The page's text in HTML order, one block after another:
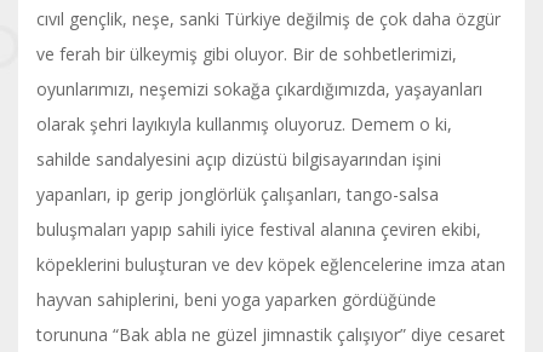
cıvıl gençlik, neşe, sanki Türkiye değilmiş de çok daha özgür
ve ferah bir ülkeymiş gibi oluyor. Bir de sohbetlerimizi,
oyunlarımızı, neşemizi sokağa çıkardığımızda, yaşayanları
olarak şehri layıkıyla kullanmış oluyoruz. Demem o ki,
sahilde sandalyesini açıp dizüstü bilgisayarından işini
yapanları, ip gerip jonglörlük çalışanları, tango-salsa
buluşmaları yapıp sahili iyice festival alanına çeviren ekibi,
köpeklerini buluşturan ve dev köpek eğlencelerine imza atan
hayvan sahiplerini, beni yoga yaparken gördüğünde
torununa “Bak abla ne güzel jimnastik çalışıyor” diye cesaret